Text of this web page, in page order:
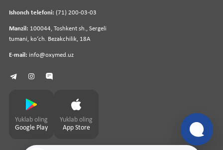
Ishonch telefoni: (71) 200-03-03
Manzil: 100044, Toshkent sh., Sergeli
tumani, koʻch. Bezakchilik, 18A
E-mail: info@oxymed.uz
Yuklab oling
Google Play
Yuklab oling
App Store